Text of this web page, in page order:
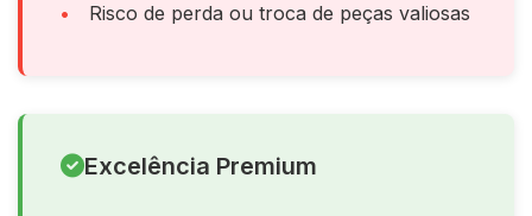
Risco de perda ou troca de peças valiosas
Excelência Premium